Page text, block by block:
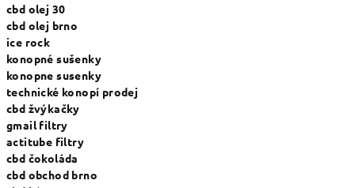
cbd olej 30
cbd olej brno
ice rock
konopné sušenky
konopne susenky
technické konopí prodej
cbd žvýkačky
gmail filtry
actitube filtry
cbd čokoláda
cbd obchod brno